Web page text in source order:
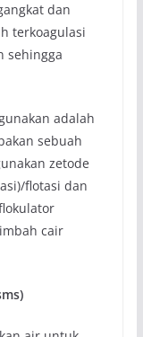
dan
terkoagulasi
sehingga
adalah
sebuah
zetode
flotasi dan
cair